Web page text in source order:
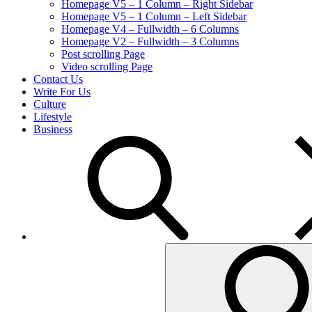
Homepage V5 – 1 Column – Right Sidebar
Homepage V5 – 1 Column – Left Sidebar
Homepage V4 – Fullwidth – 6 Columns
Homepage V2 – Fullwidth – 3 Columns
Post scrolling Page
Video scrolling Page
Contact Us
Write For Us
Culture
Lifestyle
Business